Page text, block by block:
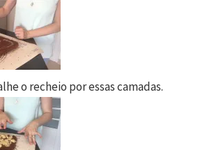
o recheio por essas camadas.